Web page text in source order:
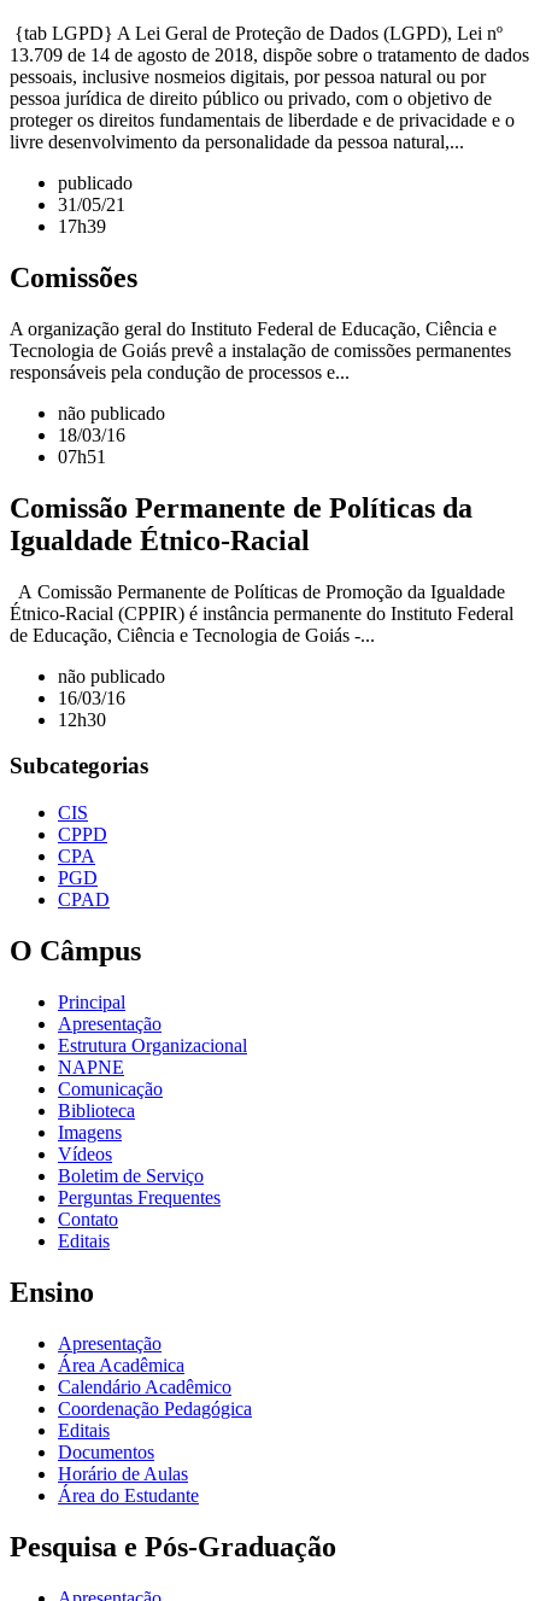
{tab LGPD} A Lei Geral de Proteção de Dados (LGPD), Lei nº
13.709 de 14 de agosto de 2018, dispõe sobre o tratamento de dados
pessoais, inclusive nosmeios digitais, por pessoa natural ou por
pessoa jurídica de direito público ou privado, com o objetivo de
proteger os direitos fundamentais de liberdade e de privacidade e o
livre desenvolvimento da personalidade da pessoa natural,...
publicado
31/05/21
17h39
Comissões
A organização geral do Instituto Federal de Educação, Ciência e
Tecnologia de Goiás prevê a instalação de comissões permanentes
responsáveis pela condução de processos e...
não publicado
18/03/16
07h51
Comissão Permanente de Políticas da
Igualdade Étnico-Racial
A Comissão Permanente de Políticas de Promoção da Igualdade
Étnico-Racial (CPPIR) é instância permanente do Instituto Federal
de Educação, Ciência e Tecnologia de Goiás -...
não publicado
16/03/16
12h30
Subcategorias
CIS
CPPD
CPA
PGD
CPAD
O Câmpus
Principal
Apresentação
Estrutura Organizacional
NAPNE
Comunicação
Biblioteca
Imagens
Vídeos
Boletim de Serviço
Perguntas Frequentes
Contato
Editais
Ensino
Apresentação
Área Acadêmica
Calendário Acadêmico
Coordenação Pedagógica
Editais
Documentos
Horário de Aulas
Área do Estudante
Pesquisa e Pós-Graduação